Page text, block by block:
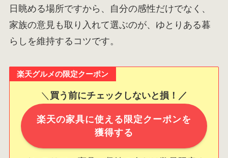
日眺める場所ですから、自分の感性だけでなく、
家族の意見も取り入れて選ぶのが、ゆとりある暮
らしを維持するコツです。
楽天グルメの限定クーポン
＼ 買う前にチェックしないと損！／
楽天の家具に使える限定クーポンを
獲得する